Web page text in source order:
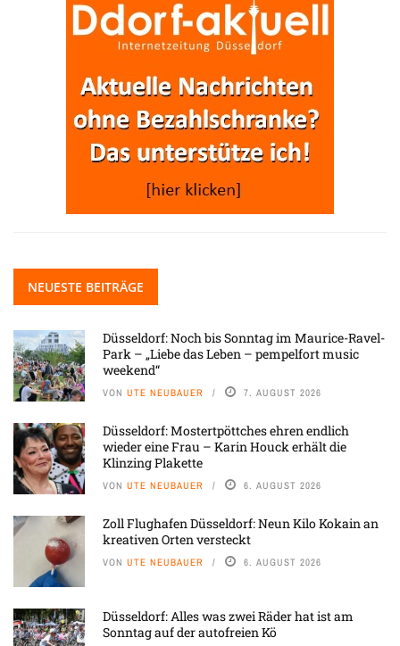
NEUESTE BEITRÄGE
Düsseldorf: Noch bis Sonntag im Maurice-Ravel-
Park – „Liebe das Leben – pempelfort music
weekend“
VON UTE NEUBAUER 7. AUGUST 2026
Düsseldorf: Mostertpöttches ehren endlich
wieder eine Frau – Karin Houck erhält die
Klinzing Plakette
VON UTE NEUBAUER 6. AUGUST 2026
Zoll Flughafen Düsseldorf: Neun Kilo Kokain an
kreativen Orten versteckt
VON UTE NEUBAUER 6. AUGUST 2026
Düsseldorf: Alles was zwei Räder hat ist am
Sonntag auf der autofreien Kö